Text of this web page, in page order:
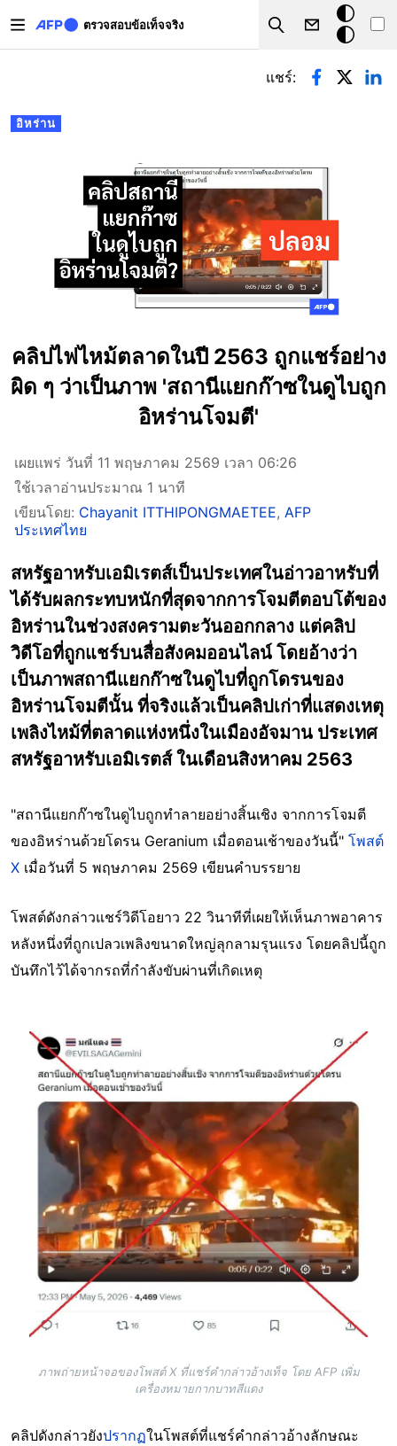
ตรวจสอบข้อเท็จจริง
Search
โหมด
มืด
Primary tabs
อิหร่าน
แชร์:
คลิปไฟไหม้ตลาดในปี 2563 ถูกแชร์อย่าง
ผิด ๆ ว่าเป็นภาพ 'สถานีแยกก๊าซในดูไบถูก
อิหร่านโจมตี'
เผยแพร่ วันที่ 11 พฤษภาคม 2569 เวลา 06:26
ใช้เวลาอ่านประมาณ 1 นาที
เขียนโดย: Chayanit ITTHIPONGMAETEE, AFP
ประเทศไทย
สหรัฐอาหรับเอมิเรตส์เป็นประเทศในอ่าวอาหรับที่
ได้รับผลกระทบหนักที่สุดจากการโจมตีตอบโต้ของ
อิหร่านในช่วงสงครามตะวันออกกลาง แต่คลิป
วิดีโอที่ถูกแชร์บนสื่อสังคมออนไลน์ โดยอ้างว่า
เป็นภาพสถานีแยกก๊าซในดูไบที่ถูกโดรนของ
อิหร่านโจมตีนั้น ที่จริงแล้วเป็นคลิปเก่าที่แสดงเหตุ
เพลิงไหม้ที่ตลาดแห่งหนึ่งในเมืองอัจมาน ประเทศ
สหรัฐอาหรับเอมิเรตส์ ในเดือนสิงหาคม 2563
"สถานีแยกก๊าซในดูไบถูกทำลายอย่างสิ้นเชิง จากการโจมตี
ของอิหร่านด้วยโดรน Geranium เมื่อตอนเช้าของวันนี้" โพสต์
X เมื่อวันที่ 5 พฤษภาคม 2569 เขียนคำบรรยาย
โพสต์ดังกล่าวแชร์วิดีโอยาว 22 วินาทีที่เผยให้เห็นภาพอาคาร
หลังหนึ่งที่ถูกเปลวเพลิงขนาดใหญ่ลุกลามรุนแรง โดยคลิปนี้ถูก
บันทึกไว้ได้จากรถที่กำลังขับผ่านที่เกิดเหตุ
Image
ภาพถ่ายหน้าจอของโพสต์ X ที่แชร์คำกล่าวอ้างเท็จ โดย AFP เพิ่ม
เครื่องหมายกากบาทสีแดง
คลิปดังกล่าวยังปรากฏในโพสต์ที่แชร์คำกล่าวอ้างลักษณะ